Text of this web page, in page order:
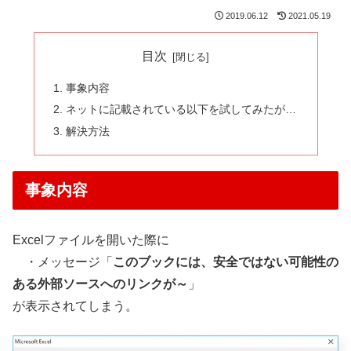
2019.06.12 2021.05.19
目次
事象内容
ネットに記載されている以下を試してみたが…
解決方法
事象内容
Excelファイルを開いた際に
・メッセージ「 このブックには、安全ではない可能性の
ある外部ソースへのリンクが～ 」
が表示されてしまう。